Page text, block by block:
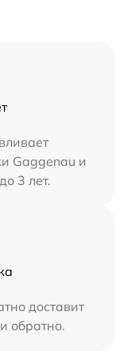
Gaggenau и
3 лет.
доставит
обратно.